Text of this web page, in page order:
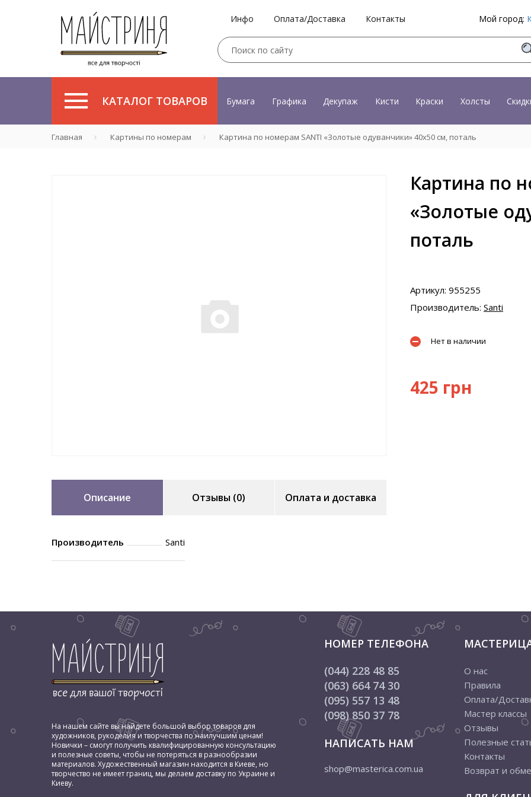
Инфо Оплата/Доставка Контакты Мой город:
КАТАЛОГ ТОВАРОВ Бумага Графика Декупаж Кисти Краски Холсты
Главная Картины по номерам Картина по номерам SANTI «Золотые одуванчики» 40x50 см, поталь
Описание Отзывы (0) Оплата и доставка
Производитель Santi
Картина по
«Золотые
поталь
Артикул: 955255
Производитель: Santi
Нет в наличии
425 грн
На нашем сайте вы найдете большой выбор товаров для
художников, рукоделия и творчества по наилучшим ценам!
Новички – смогут получить квалифицированную консультацию
и полезные советы, чтобы не потеряться в разнообразии
материалов. Художественный магазин находится в Киеве, но
творчество не имеет границ, мы делаем доставку по Украине и
Киеву.
НОМЕР ТЕЛЕФОНА
(044) 228 48 85
(063) 664 74 30
(095) 557 13 48
(098) 850 37 78
НАПИСАТЬ НАМ
shop@masterica.com.ua
О нас
Правила
Оплата/
Мастер классы
Отзывы
Полезные
Контакты
Возврат и